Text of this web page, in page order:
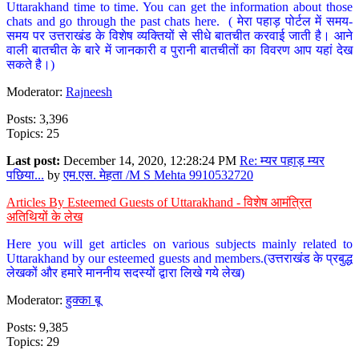
Uttarakhand time to time. You can get the information about those
chats and go through the past chats here. ( मेरा पहाड़ पोर्टल में समय-
समय पर उत्तराखंड के विशेष व्यक्तियों से सीधे बातचीत करवाई जाती है। आने
वाली बातचीत के बारे में जानकारी व पुरानी बातचीतों का विवरण आप यहां देख
सकते है।)
Moderator: Rajneesh
Posts: 3,396
Topics: 25
Last post: December 14, 2020, 12:28:24 PM Re: म्यर पहाड़ म्यर
पछिया... byएम.एस. मेहता /M S Mehta 9910532720
Articles By Esteemed Guests of Uttarakhand - विशेष आमंत्रित
अतिथियों के लेख
Here you will get articles on various subjects mainly related to
Uttarakhand by our esteemed guests and members.(उत्तराखंड के प्रबुद्ध
लेखकों और हमारे माननीय सदस्यों द्वारा लिखे गये लेख)
Moderator:हुक्का बू
Posts: 9,385
Topics: 29